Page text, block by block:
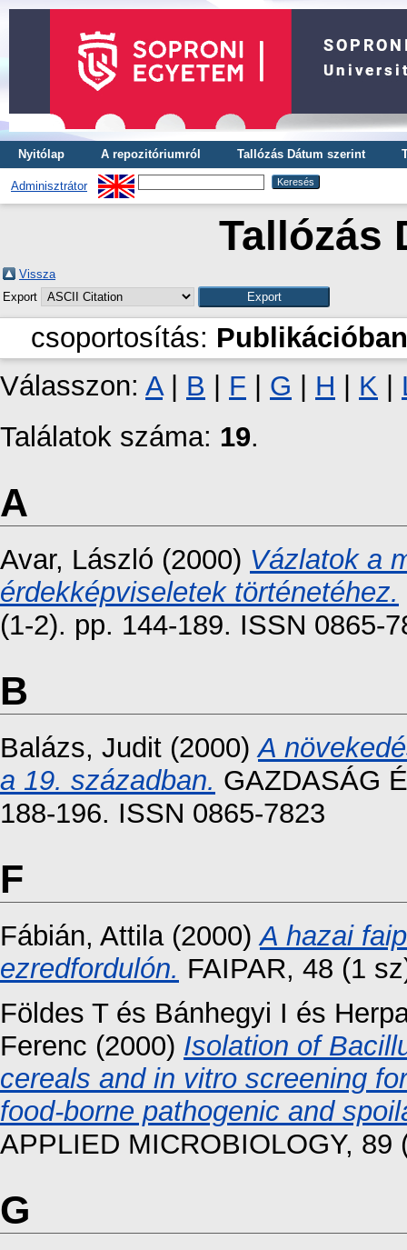
Nyitólap A repozitóriumról Tallózás Dátum szerint
Adminisztrátor
Tallózás
Vissza
Export
csoportosítás:
Válasszon: A| B F G H K
Találatok száma: 19.
A
Avar, László (2000) Vázlatok a
érdekképviseletek történetéhez.
(1-2). pp. 144-189. ISSN 0865-
B
Balázs, Judit (2000)A
a 19. században. GAZDASÁG
188-196. ISSN 0865-7823
F
Fábián, Attila(2000)A hazai
ezredfordulón. FAIPAR, 48 (1
Földes Tés Bánhegyi I és
Ferenc (2000) Isolation of
cereals and in vitro screening
food-borne pathogenic and
APPLIED MICROBIOLOGY,
G